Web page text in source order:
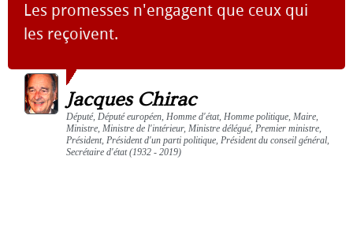
Les promesses n'engagent que ceux qui
les reçoivent.
Jacques Chirac
Député, Député européen, Homme d'état, Homme politique, Maire,
Ministre, Ministre de l'intérieur, Ministre délégué, Premier ministre,
Président, Président d'un parti politique, Président du conseil général,
Secrétaire d'état (1932 - 2019)